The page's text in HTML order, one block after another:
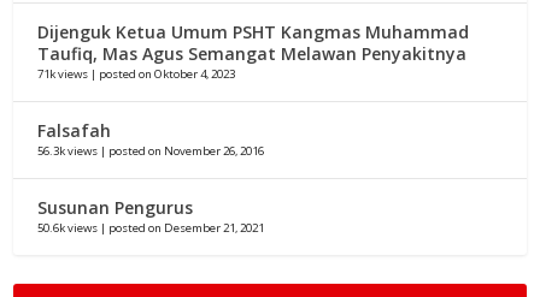
Dijenguk Ketua Umum PSHT Kangmas Muhammad
Taufiq, Mas Agus Semangat Melawan Penyakitnya
71k views | posted on Oktober 4, 2023
Falsafah
56.3k views | posted on November 26, 2016
Susunan Pengurus
50.6k views | posted on Desember 21, 2021